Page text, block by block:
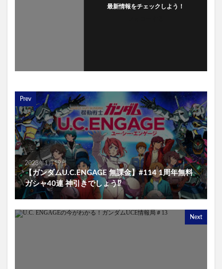
最新情報をチェックしよう！
Prev
2023年1月19日
【ガンダムU.C.ENGAGE 無課金】#114 1周年無料
ガシャ40連 神引きでしょう⁉
Next